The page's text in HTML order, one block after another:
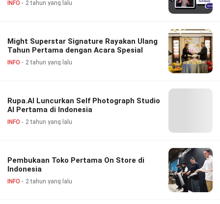
INFO 2 tahun yang lalu
Might Superstar Signature Rayakan Ulang
Tahun Pertama dengan Acara Spesial
INFO 2 tahun yang lalu
Rupa.AI Luncurkan Self Photograph Studio
AI Pertama di Indonesia
INFO 2 tahun yang lalu
Pembukaan Toko Pertama On Store di
Indonesia
INFO 2 tahun yang lalu